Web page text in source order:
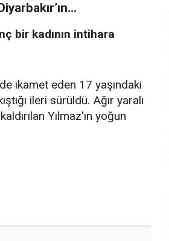
bir kadının intihara
ikamet eden 17 yaşındaki
ileri sürüldü. Ağır yaralı
Yılmaz'ın yoğun